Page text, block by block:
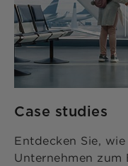
Case studies
Entdecken Sie,
Unternehmen